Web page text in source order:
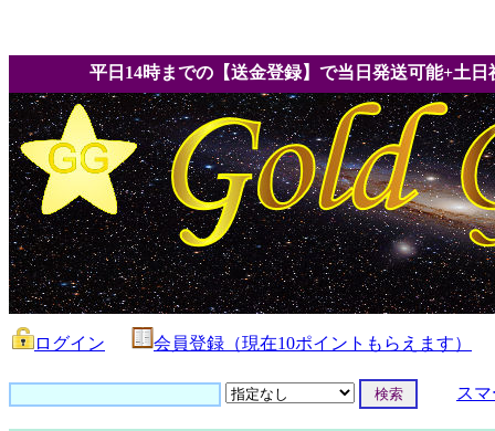
平日14時までの【送金登録】で当日発送可能+土日
ログイン 会員登録（現在10ポイントもらえます）
ス